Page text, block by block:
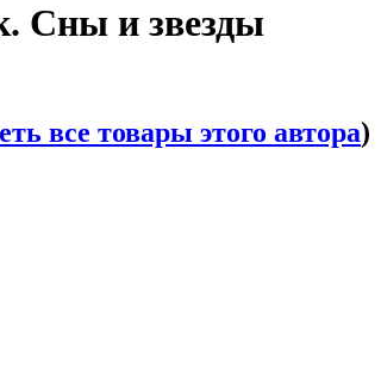
Сны и звезды
все товары этого автора)